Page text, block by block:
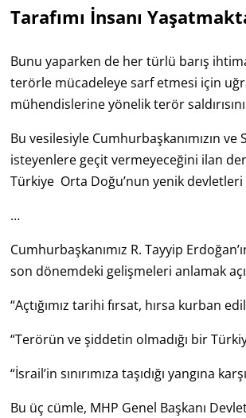
Tarafımı İnsanı
Bunu yaparken de her türlü barış
terörle mücadeleye sarf etmesi için
mühendislerine yönelik terör
Bu vesilesiyle Cumhurbaşkanımızın
isteyenlere geçit vermeyeceğini ilan
Türkiye Orta Doğu’nun yenik devletleri
…
Cumhurbaşkanımız R. Tayyip
son dönemdeki gelişmeleri anlamak
“Açtığımız tarihi fırsat, hırsa kurban
“Terörün ve şiddetin olmadığı bir
“İsrail’in sınırımıza taşıdığı yangına
Bu üç cümle, MHP Genel Başkanı